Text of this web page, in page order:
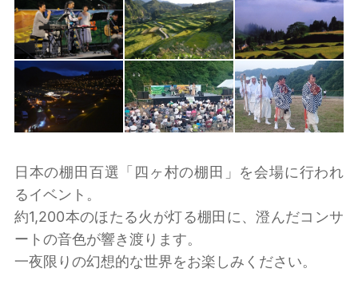
日本の棚田百選「四ヶ村の棚田」を会場に行われ
るイベント。
約1,200本のほたる火が灯る棚田に、澄んだコンサ
ートの音色が響き渡ります。
一夜限りの幻想的な世界をお楽しみください。